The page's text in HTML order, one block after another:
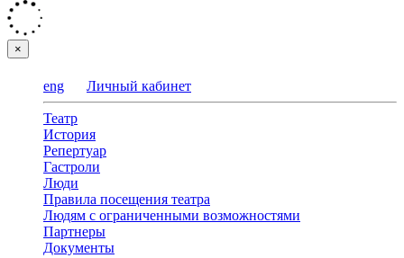
×
eng Личный кабинет
Театр
История
Репертуар
Гастроли
Люди
Правила посещения театра
Людям с ограниченными возможностями
Партнеры
Документы